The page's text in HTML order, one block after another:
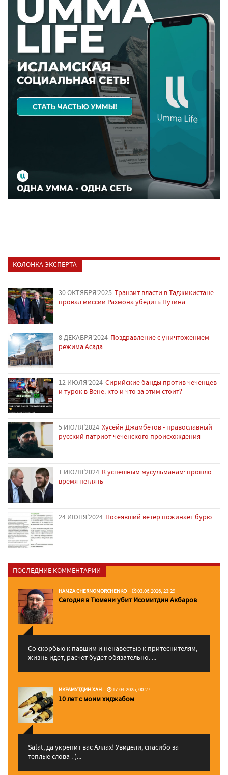
КОЛОНКА ЭКСПЕРТА
30 ОКТЯБРЯ'2025 Транзит власти в Таджикистане:
провал миссии Рахмона убедить Путина
8 ДЕКАБРЯ'2024 Поздравление с уничтожением
режима Асада
12 ИЮЛЯ'2024 Сирийские банды против чеченцев
и турок в Вене: кто и что за этим стоит?
5 ИЮЛЯ'2024 Хусейн Джамбетов - православный
русский патриот чеченского происхождения
1 ИЮЛЯ'2024 К успешным мусульманам: прошло
время петлять
24 ИЮНЯ'2024 Посеявший ветер пожинает бурю
ПОСЛЕДНИЕ КОММЕНТАРИИ
HAMZA CHERNOMORCHENKO 03.06.2026, 23:29
Сегодня в Тюмени убит Исомитдин Акбаров
Со скорбью к павшим и ненавестью к притеснителям,
жизнь идет, расчет будет обязательно. ...
ИКРАМУТДИН ХАН 17.04.2025, 00:27
10 лет с моим хиджабом
Salat, да укрепит вас Аллаx! Увидели, спасибо за
теплые слова :-)...